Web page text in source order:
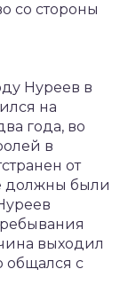
со стороны
Нуреев в
на
года, во
в
от
должны были
выходил
общался с